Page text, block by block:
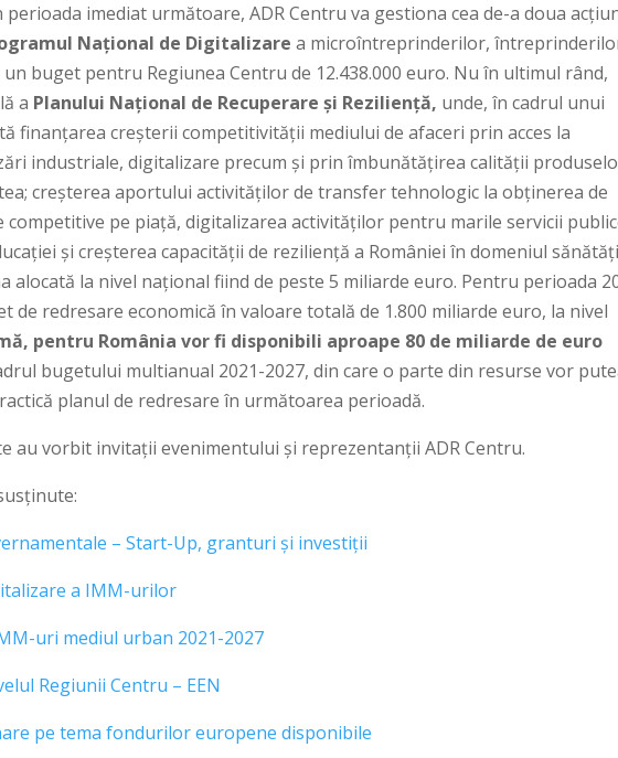
imediat următoare, ADR Centru va gestiona cea de-a doua
Naţional de Digitalizare a microîntreprinderilor,
un buget pentru Regiunea Centru de 12.438.000 euro. Nu în ultimul rând,
a Planului Național de Recuperare și Reziliență, unde, în cadrul unui
finanțarea creșterii competitivității mediului de afaceri prin acces la
industriale, digitalizare precum și prin îmbunătățirea calității
creșterea aportului activităților de transfer tehnologic la obținerea de
competitive pe piață, digitalizarea activităților pentru marile servicii
și creșterea capacității de reziliență a României în domeniul
alocată la nivel național fiind de peste 5 miliarde euro. Pentru perioada
de redresare economică în valoare totală de 1.800 miliarde euro, la nivel
pentru România vor fi disponibili aproape 80 de miliarde de euro
bugetului multianual 2021-2027, din care o parte din resurse vor
planul de redresare în următoarea perioadă.
au vorbit invitații evenimentului și reprezentanții ADR Centru.
– Start-Up, granturi și investiții
a IMM-urilor
uri mediul urban 2021-2027
Regiunii Centru – EEN
pe tema fondurilor europene disponibile